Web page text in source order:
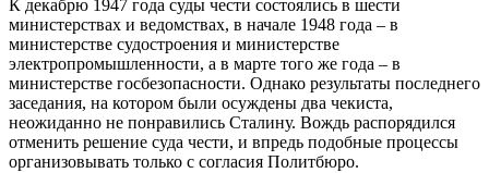
К декабрю 1947 года суды чести состоялись в шести
министерствах и ведомствах, в начале 1948 года – в
министерстве судостроения и министерстве
электропромышленности, а в марте того же года – в
министерстве госбезопасности. Однако результаты последнего
заседания, на котором были осуждены два чекиста,
неожиданно не понравились Сталину. Вождь распорядился
отменить решение суда чести, и впредь подобные процессы
организовывать только с согласия Политбюро.